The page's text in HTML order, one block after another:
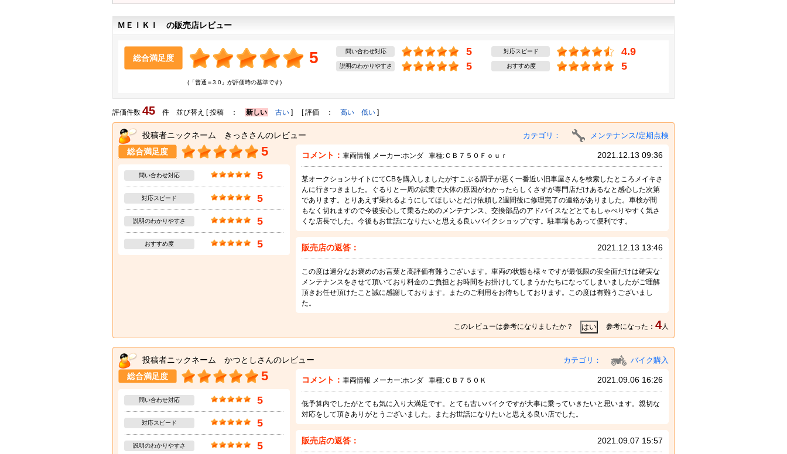
ＭＥＩＫＩ の販売店レビュー
総合満足度 5
(「普通＝3.0」が評価時の基準です)
問い合わせ対応 5 対応スピード 4.9
説明のわかりやすさ 5 おすすめ度 5
評価件数 45 件 並び替え [ 投稿 ： 新しい 古い ] [ 評価 ： 高い 低い ]
投稿者ニックネーム きっささんのレビュー カテゴリ： メンテナンス/定期点検
総合満足度 5
問い合わせ対応 5
対応スピード 5
説明のわかりやすさ 5
おすすめ度 5
コメント： 車両情報 メーカー:ホンダ 車種:ＣＢ７５０Ｆｏｕｒ 2021.12.13 09:36
某オークションサイトにてCBを購入しましたがすこぶる調子が悪く一番近い旧車屋さんを検索したところメイキさ
んに行きつきました。ぐるりと一周の試乗で大体の原因がわかったらしくさすが専門店だけあるなと感心した次第
であります。とりあえず乗れるようにしてほしいとだけ依頼し2週間後に修理完了の連絡がありました。車検が間
もなく切れますので今後安心して乗るためのメンテナンス、交換部品のアドバイスなどとてもしゃべりやすく気さ
くな店長でした。今後もお世話になりたいと思える良いバイクショップです。駐車場もあって便利です。
販売店の返答： 2021.12.13 13:46
この度は過分なお褒めのお言葉と高評価有難うございます。車両の状態も様々ですが最低限の安全面だけは確実な
メンテナンスをさせて頂いており料金のご負担とお時間をお掛けしてしまうかたちになってしまいましたがご理解
頂きお任せ頂けたこと誠に感謝しております。またのご利用をお待ちしております。この度は有難うございまし
た。
このレビューは参考になりましたか？ 参考になった： 4人
投稿者ニックネーム かつとしさんのレビュー カテゴリ： バイク購入
総合満足度 5
問い合わせ対応 5
対応スピード 5
説明のわかりやすさ 5
コメント： 車両情報 メーカー:ホンダ 車種:ＣＢ７５０Ｋ 2021.09.06 16:26
低予算内でしたがとても気に入り大満足です。とても古いバイクですが大事に乗っていきたいと思います。親切な
対応をして頂きありがとうございました。またお世話になりたいと思える良い店でした。
販売店の返答： 2021.09.07 15:57